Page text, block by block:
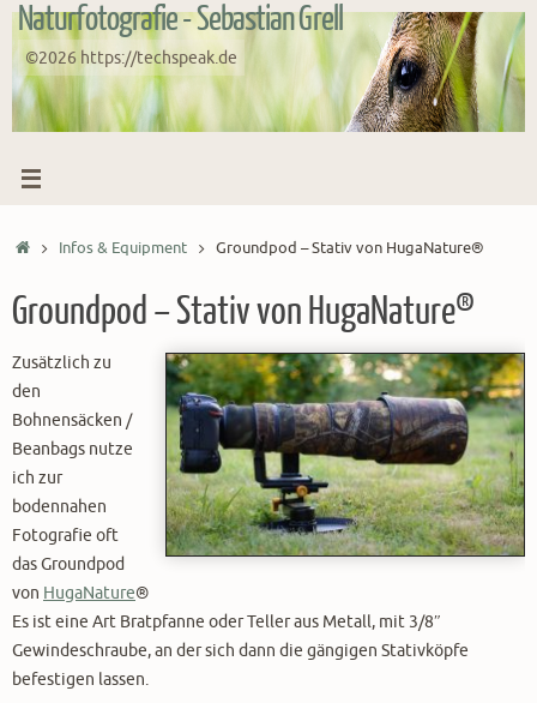
Zum
Inhalt
springen
Naturfotografie - Sebastian Grell
©2026 https://techspeak.de
StartInfos & Equipment Groundpod – Stativ von HugaNature®
Groundpod – Stativ von HugaNature®
Zusätzlich zu
den
Bohnensäcken /
Beanbags nutze
ich zur
bodennahen
Fotografie oft
das Groundpod
von HugaNature®
Es ist eine Art Bratpfanne oder Teller aus Metall, mit 3/8″
Gewindeschraube, an der sich dann die gängigen Stativköpfe
befestigen lassen.